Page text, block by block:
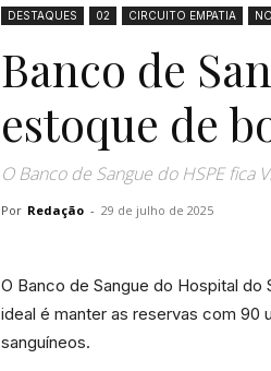
DESTAQUES 02 CIRCUITO EMPATIA
Banco de
estoque de
O Banco de Sangue do HSPE fica
Por Redação - 29 de julho de 2025
O Banco de Sangue do Hospital
ideal é manter as reservas com 90
sanguíneos.